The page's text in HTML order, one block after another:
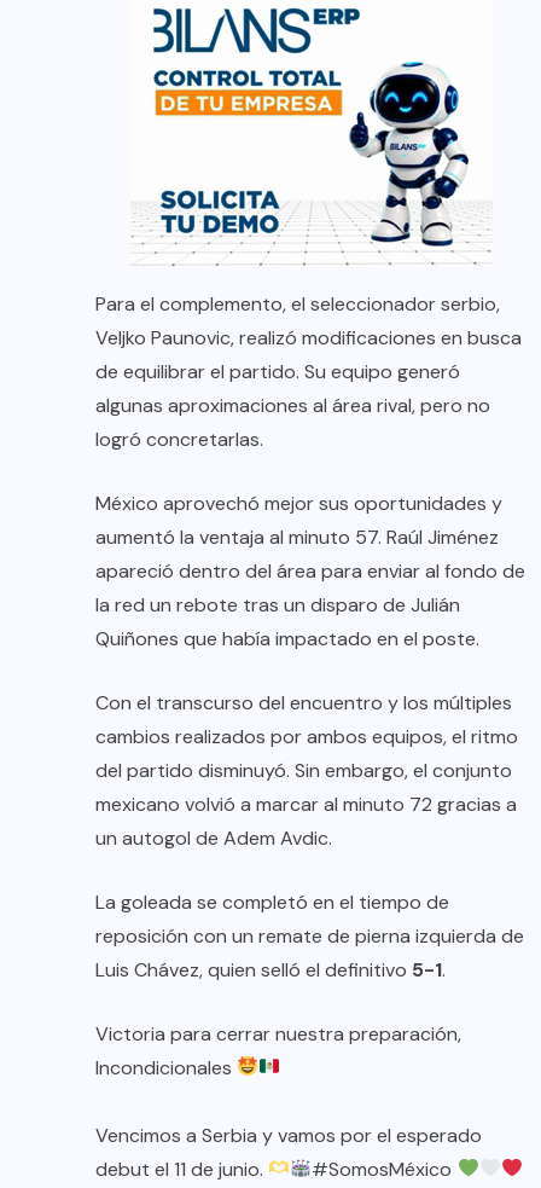
Para el complemento, el seleccionador serbio,
Veljko Paunovic, realizó modificaciones en busca
de equilibrar el partido. Su equipo generó
algunas aproximaciones al área rival, pero no
logró concretarlas.
México aprovechó mejor sus oportunidades y
aumentó la ventaja al minuto 57. Raúl Jiménez
apareció dentro del área para enviar al fondo de
la red un rebote tras un disparo de Julián
Quiñones que había impactado en el poste.
Con el transcurso del encuentro y los múltiples
cambios realizados por ambos equipos, el ritmo
del partido disminuyó. Sin embargo, el conjunto
mexicano volvió a marcar al minuto 72 gracias a
un autogol de Adem Avdic.
La goleada se completó en el tiempo de
reposición con un remate de pierna izquierda de
Luis Chávez, quien selló el definitivo 5-1.
Victoria para cerrar nuestra preparación,
Incondicionales
Vencimos a Serbia y vamos por el esperado
debut el 11 de junio.
#SomosMéxico